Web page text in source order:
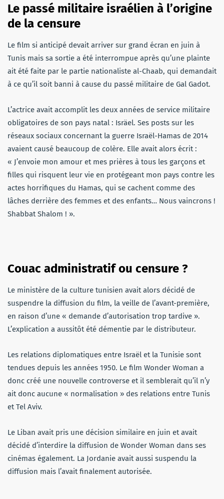
Le passé militaire israélien à l’origine
de la censure
Le film si anticipé devait arriver sur grand écran en juin à
Tunis mais sa sortie a été interrompue après qu’une plainte
ait été faite par le partie nationaliste al-Chaab, qui demandait
à ce qu’il soit banni à cause du passé militaire de Gal Gadot.
L’actrice avait accomplit les deux années de service militaire
obligatoires de son pays natal : Isräel. Ses posts sur les
réseaux sociaux concernant la guerre Israël-Hamas de 2014
avaient causé beaucoup de colère. Elle avait alors écrit :
« J’envoie mon amour et mes prières à tous les garçons et
filles qui risquent leur vie en protégeant mon pays contre les
actes horrifiques du Hamas, qui se cachent comme des
lâches derrière des femmes et des enfants… Nous vaincrons !
Shabbat Shalom ! ».
Couac administratif ou censure ?
Le ministère de la culture tunisien avait alors décidé de
suspendre la diffusion du film, la veille de l’avant-première,
en raison d’une « demande d’autorisation trop tardive ».
L’explication a aussitôt été démentie par le distributeur.
Les relations diplomatiques entre Israël et la Tunisie sont
tendues depuis les années 1950. Le film Wonder Woman a
donc créé une nouvelle controverse et il semblerait qu’il n’y
ait donc aucune « normalisation » des relations entre Tunis
et Tel Aviv.
Le Liban avait pris une décision similaire en juin et avait
décidé d’interdire la diffusion de Wonder Woman dans ses
cinémas également. La Jordanie avait aussi suspendu la
diffusion mais l’avait finalement autorisée.